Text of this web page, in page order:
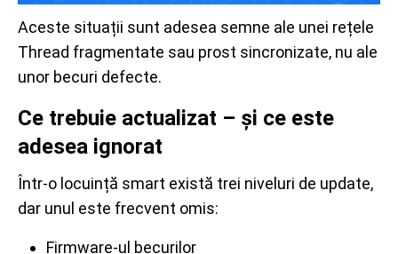
Aceste situații sunt adesea semne ale unei rețele
Thread fragmentate sau prost sincronizate, nu ale
unor becuri defecte.
Ce trebuie actualizat – și ce este
adesea ignorat
Într-o locuință smart există trei niveluri de update,
dar unul este frecvent omis:
Firmware-ul becurilor